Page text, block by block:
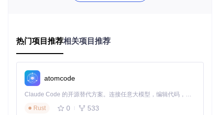
克隆项目仓库：git clone https://gitcode.com/Gi
tHub_Trending/gh/g-helper
进入项目目录，运行app/GHelper.exe可执行文件
首次启动时允许防火墙例外请求
完成初始配置向导（包括性能模式预设、通知权限设置）
💡 实用技巧：将程序快捷方式固定到任务栏，通过右键菜单快
速访问常用功能。
热门项目推荐相关项目推荐
atomcode
Claude Code 的开源替代方案。连接任意大模型，编辑代码，运行命令，自动验证 — 全自动执行。用 Rust 构建，极致性能。 ｜ An open-source alternative to Claude Code. Connect any LLM, edit code, run commands, and verify changes — autonomously. Built in Rust for speed. Get Started
Rust
0 533